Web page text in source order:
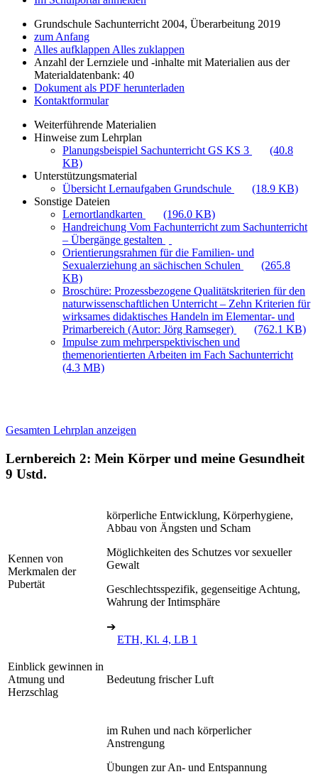
Grundschule Sachunterricht 2004, Überarbeitung 2019
zum Anfang
Alles aufklappen Alles zuklappen
Anzahl der Lernziele und -inhalte mit Materialien aus der
Materialdatenbank: 40
Dokument als PDF herunterladen
Kontaktformular
Weiterführende Materialien
Hinweise zum Lehrplan
Planungsbeispiel Sachunterricht GS KS 3
(40.8
KB)
Unterstützungsmaterial
Übersicht Lernaufgaben Grundschule
(18.9 KB)
Sonstige Dateien
Lernortlandkarten
(196.0 KB)
Handreichung Vom Fachunterricht zum Sachunterricht
– Übergänge gestalten
Orientierungsrahmen für die Familien- und
Sexualerziehung an sächischen Schulen
(265.8
KB)
Broschüre: Prozessbezogene Qualitätskriterien für den
naturwissenschaftlichen Unterricht – Zehn Kriterien für
wirksames didaktisches Handeln im Elementar- und
Primarbereich (Autor: Jörg Ramseger)
(762.1 KB)
Impulse zum mehrperspektivischen und
themenorientierten Arbeiten im Fach Sachunterricht
(4.3 MB)
Gesamten Lehrplan anzeigen
Lernbereich 2: Mein Körper und meine Gesundheit
9 Ustd.
Kennen von
Merkmalen der
Pubertät
körperliche Entwicklung, Körperhygiene,
Abbau von Ängsten und Scham
Möglichkeiten des Schutzes vor sexueller
Gewalt
Geschlechtsspezifik, gegenseitige Achtung,
Wahrung der Intimsphäre
➔
ETH, Kl. 4, LB 1
Einblick gewinnen in
Atmung und
Herzschlag
Bedeutung frischer Luft
im Ruhen und nach körperlicher
Anstrengung
Übungen zur An- und Entspannung